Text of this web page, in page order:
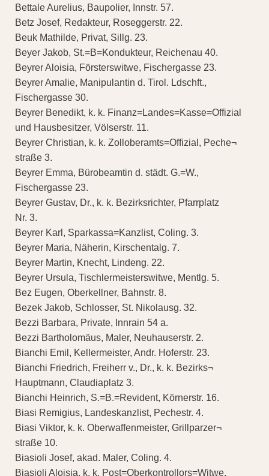
Bettale Aurelius, Baupolier, Innstr. 57.
Betz Josef, Redakteur, Roseggerstr. 22.
Beuk Mathilde, Privat, Sillg. 23.
Beyer Jakob, St.=B=Kondukteur, Reichenau 40.
Beyrer Aloisia, Försterswitwe, Fischergasse 23.
Beyrer Amalie, Manipulantin d. Tirol. Ldschft.,
Fischergasse 30.
Beyrer Benedikt, k. k. Finanz=Landes=Kasse=Offizial
und Hausbesitzer, Völserstr. 11.
Beyrer Christian, k. k. Zolloberamts=Offizial, Peche¬
straße 3.
Beyrer Emma, Bürobeamtin d. städt. G.=W.,
Fischergasse 23.
Beyrer Gustav, Dr., k. k. Bezirksrichter, Pfarrplatz
Nr. 3.
Beyrer Karl, Sparkassa=Kanzlist, Coling. 3.
Beyrer Maria, Näherin, Kirschentalg. 7.
Beyrer Martin, Knecht, Lindeng. 22.
Beyrer Ursula, Tischlermeisterswitwe, Mentlg. 5.
Bez Eugen, Oberkellner, Bahnstr. 8.
Bezek Jakob, Schlosser, St. Nikolausg. 32.
Bezzi Barbara, Private, Innrain 54 a.
Bezzi Bartholomäus, Maler, Neuhauserstr. 2.
Bianchi Emil, Kellermeister, Andr. Hoferstr. 23.
Bianchi Friedrich, Freiherr v., Dr., k. k. Bezirks¬
Hauptmann, Claudiaplatz 3.
Bianchi Heinrich, S.=B.=Revident, Körnerstr. 16.
Biasi Remigius, Landeskanzlist, Pechestr. 4.
Biasi Viktor, k. k. Oberwaffenmeister, Grillparzer¬
straße 10.
Biasioli Josef, akad. Maler, Coling. 4.
Biasioli Aloisia, k. k. Post=Oberkontrollors=Witwe,